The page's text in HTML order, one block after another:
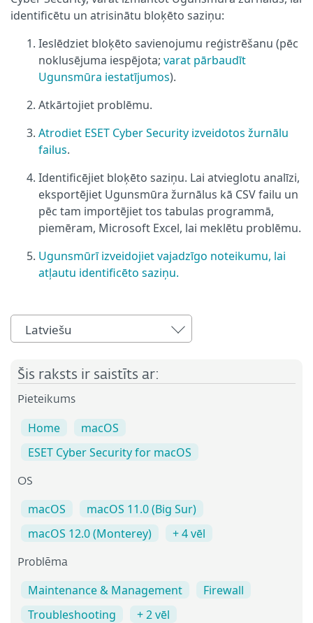
identificētu un atrisinātu bloķēto saziņu:
Ieslēdziet bloķēto savienojumu reģistrēšanu (pēc
noklusējuma iespējota; varat pārbaudīt
Ugunsmūra iestatījumos).
Atkārtojiet problēmu.
Atrodiet ESET Cyber Security izveidotos žurnālu
failus.
Identificējiet bloķēto saziņu. Lai atvieglotu analīzi,
eksportējiet Ugunsmūra žurnālus kā CSV failu un
pēc tam importējiet tos tabulas programmā,
piemēram, Microsoft Excel, lai meklētu problēmu.
Ugunsmūrī izveidojiet vajadzīgo noteikumu, lai
atļautu identificēto saziņu.
Latviešu
Šis raksts ir saistīts ar:
Pieteikums
Home
macOS
ESET Cyber Security for macOS
OS
macOS
macOS 11.0 (Big Sur)
macOS 12.0 (Monterey)
+ 4 vēl
Problēma
Maintenance & Management
Firewall
Troubleshooting
+ 2 vēl